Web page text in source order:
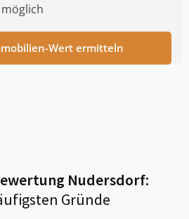
Wert ermitteln
Nudersdorf:
Gründe